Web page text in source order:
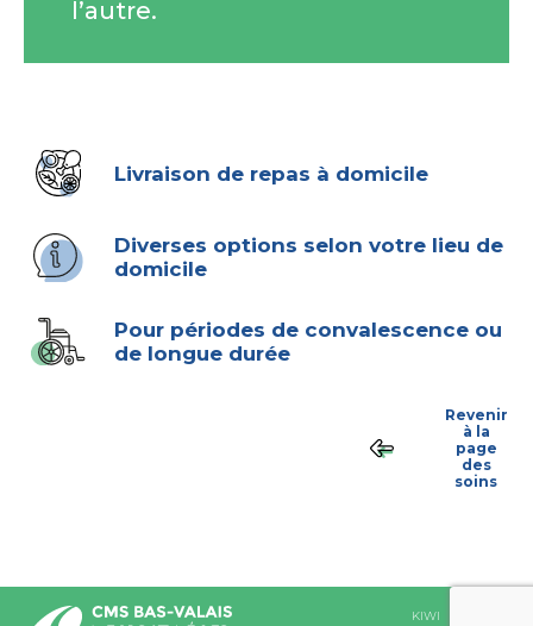
l’autre.
Livraison de repas à domicile
Diverses options selon votre lieu de
domicile
Pour périodes de convalescence ou
de longue durée
Revenir
à la
page
des
soins
KIWI